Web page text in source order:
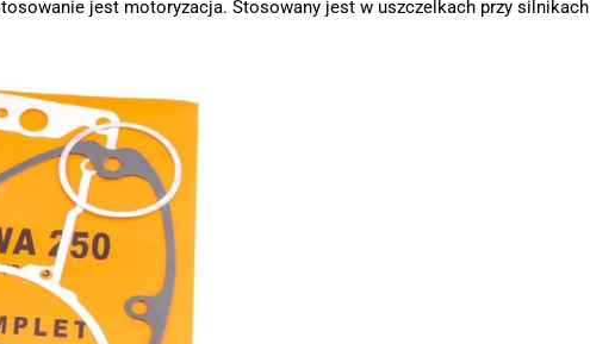
jest motoryzacja. Stosowany jest w uszczelkach przy silnikach